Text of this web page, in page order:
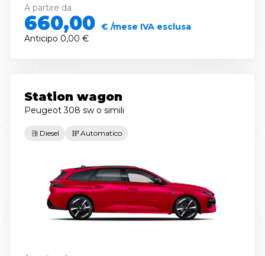
A partire da
660,00 € /mese IVA esclusa
Anticipo 0,00 €
Station wagon
Peugeot 308 sw o simili
Diesel Automatico